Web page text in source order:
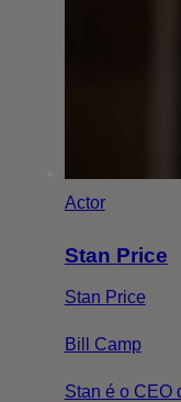
Actor
Stan Price
Stan Price
Bill Camp
Stan é o CEO